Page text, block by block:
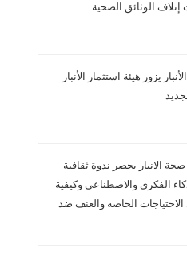
إتلاف الوثائق الصحية
يزور هيئة استثمار الأنبار
الانبار يحضر ندوة ثقافية
الفكري والاصطناعي وكيفية
الاحتياجات الخاصة والعنف ضد